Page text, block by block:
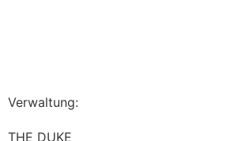
Verwaltung:
THE DUKE